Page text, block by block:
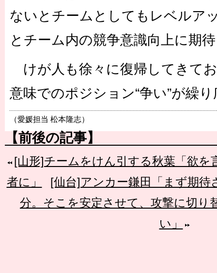
ないとチームとしてもレベルア
とチーム内の競争意識向上に期
けが人も徐々に復帰してきて
意味でのポジション“争い”が繰
（愛媛担当 松本隆志）
【前後の記事】
[山形]チームをけん引する秋葉「欲を
者に」
[仙台]アンカー鎌田「まず期
分。そこを安定させて、攻撃に切り
い」